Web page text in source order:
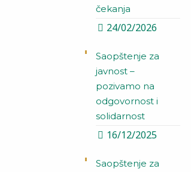
čekanja
24/02/2026
Saopštenje za
javnost –
pozivamo na
odgovornost i
solidarnost
16/12/2025
Saopštenje za